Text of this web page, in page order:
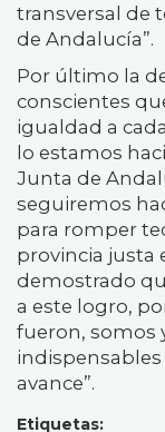
transversal de
de Andalucía”.
Por último la
conscientes
igualdad a
lo estamos
Junta de
seguiremos
para romper
provincia justa
demostrado
a este logro,
fueron, somos
avance”.
Etiquetas